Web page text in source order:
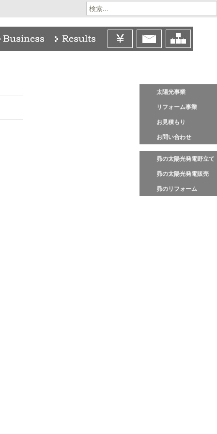
太陽光事業
リフォーム事業
お見積もり
お問い合わせ
昴の太陽光発電野立て
昴の太陽光発電販売
昴のリフォーム
検
索: